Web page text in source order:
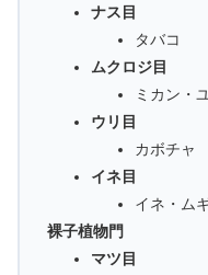
ナス目
タバコ
ムクロジ目
ミカン・
ウリ目
カボチャ
イネ目
イネ・ム
裸子植物門
マツ目